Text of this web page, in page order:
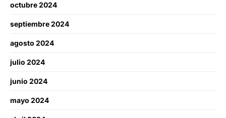
octubre 2024
septiembre 2024
agosto 2024
julio 2024
junio 2024
mayo 2024